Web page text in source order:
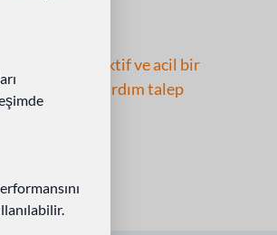
artık aktif ve acil bir
zaman yardım talep